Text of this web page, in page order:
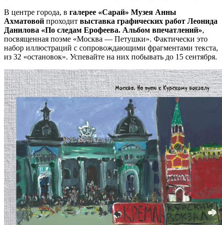
В центре города, в галерее «Сарай» Музея Анны
Ахматовой проходит выставка графических работ Леонида
Данилова «По следам Ерофеева. Альбом впечатлений»,
посвященная поэме «Москва — Петушки». Фактически это
набор иллюстраций с сопровождающими фрагментами текста,
из 32 «остановок». Успевайте на них побывать до 15 сентября.